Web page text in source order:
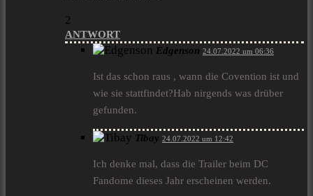
2
ANTWORT
Edgenson 24.07.2022 um 06:36
Ist das schon raus , wann die Covention ist und
wie sie stattfindet?Hab nirgends was drüber
gefunden.
Tibay 24.07.2022 um 12:42
Ich denke mal, dass die Trailer beim DC
Fandome dieses Jahr erscheinen werden.